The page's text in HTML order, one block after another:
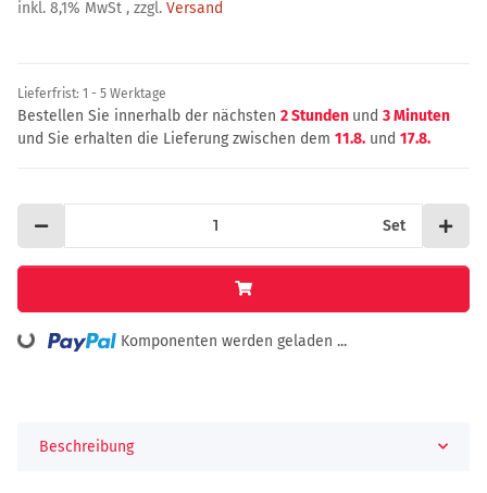
inkl. 8,1% MwSt , zzgl. Versand
Lieferfrist: 1 - 5 Werktage
Bestellen Sie innerhalb der nächsten 2 Stunden und 3 Minuten
und Sie erhalten die Lieferung zwischen dem 11.8. und 17.8.
Set
Komponenten werden geladen ...
Beschreibung